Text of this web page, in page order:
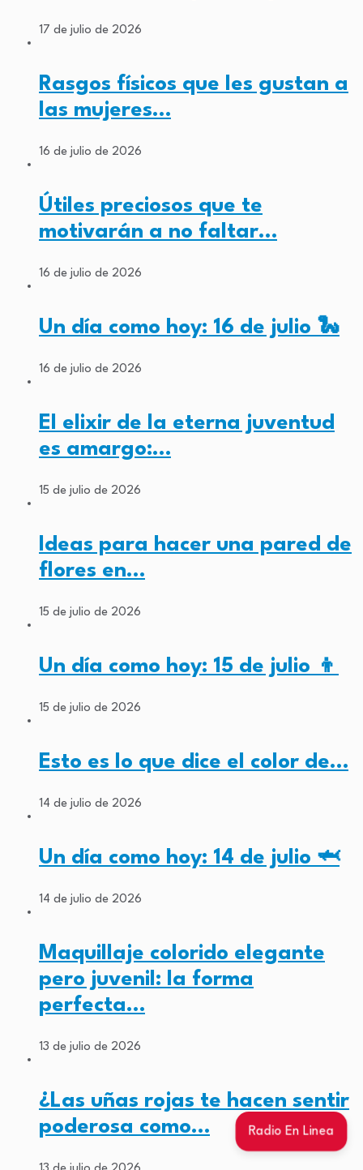
Radio En Linea
17 de julio de 2026
Rasgos físicos que les gustan a
las mujeres…
16 de julio de 2026
Útiles preciosos que te
motivarán a no faltar…
16 de julio de 2026
Un día como hoy: 16 de julio 🐍
16 de julio de 2026
El elixir de la eterna juventud
es amargo:…
15 de julio de 2026
Ideas para hacer una pared de
flores en…
15 de julio de 2026
Un día como hoy: 15 de julio 👦
15 de julio de 2026
Esto es lo que dice el color de…
14 de julio de 2026
Un día como hoy: 14 de julio 🦈
14 de julio de 2026
Maquillaje colorido elegante
pero juvenil: la forma
perfecta…
13 de julio de 2026
¿Las uñas rojas te hacen sentir
poderosa como…